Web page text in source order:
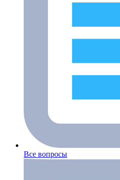
Все вопросы